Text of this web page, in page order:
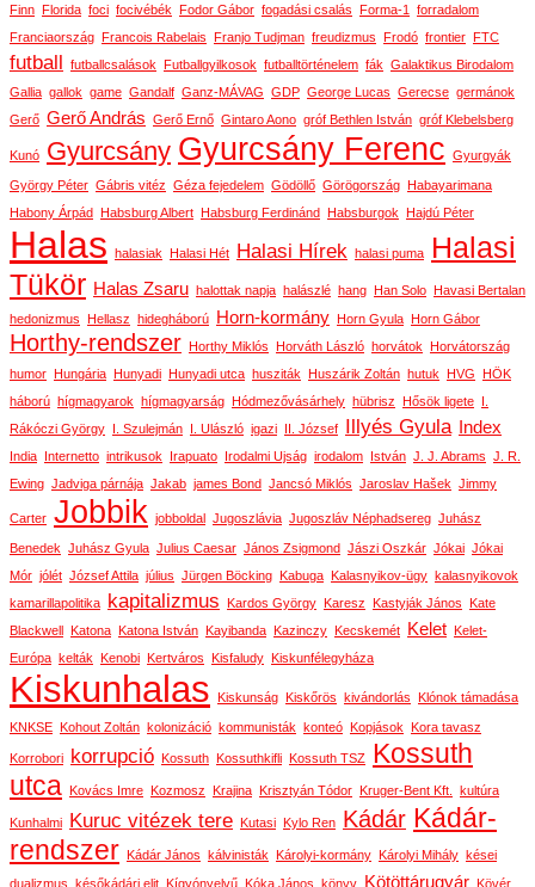
Finn Florida foci focivébék Fodor Gábor fogadási csalás Forma-1
forradalom
Franciaország
Francois Rabelais Franjo Tudjman freudizmus Frodó frontier FTC
futball futballcsalások Futballgyilkosok futballtörténelem fák Galaktikus Birodalom
Gallia gallok game Gandalf Ganz-MÁVAG GDP George Lucas Gerecse germánok
Gerő Gerő András Gerő Ernő Gintaro Aono gróf Bethlen István gróf Klebelsberg
Kunó Gyurcsány Gyurcsány Ferenc Gyurgyák
György Péter Gábris vitéz Géza fejedelem Gödöllő Görögország
Habayarimana
Habony Árpád
Habsburg Albert Habsburg Ferdinánd Habsburgok Hajdú Péter
Halas halasiak Halasi Hét Halasi Hírek halasi puma
Halasi
Tükör Halas Zsaru halottak napja halászlé hang Han Solo
Havasi Bertalan
hedonizmus
Hellasz hidegháború Horn-kormány Horn Gyula Horn Gábor
Horthy-rendszer Horthy Miklós Horváth László horvátok
Horvátország
humor
Hungária Hunyadi Hunyadi utca husziták Huszárik Zoltán hutuk HVG
HÖK
háború hígmagyarok hígmagyarság Hódmezővásárhely hübrisz Hősök ligete
Rákóczi György
I. Szulejmán I. Ulászló igazi II. József Illyés Gyula Index
India Internetto intrikusok Irapuato Irodalmi Ujság irodalom István J. J. Abrams J. R.
Ewing Jadviga párnája Jakab james Bond Jancsó Miklós Jaroslav Hašek Jimmy
Carter Jobbik jobboldal Jugoszlávia Jugoszláv Néphadsereg Juhász
Benedek Juhász Gyula Julius Caesar János Zsigmond Jászi Oszkár Jókai Jókai
Mór jólét József Attila július Jürgen Böcking Kabuga Kalasnyikov-ügy kalasnyikovok
kamarillapolitika kapitalizmus Kardos György Karesz Kastyják János
Kate
Blackwell
Katona Katona István Kayibanda Kazinczy Kecskemét Kelet
Kelet-
Európa kelták Kenobi Kertváros Kisfaludy Kiskunfélegyháza
Kiskunhalas Kiskunság Kiskőrös kivándorlás Klónok támadása
KNKSE Kohout Zoltán kolonizáció kommunisták konteó Kopjások Kora tavasz
Korrobori korrupció Kossuth Kossuthkifli Kossuth TSZ Kossuth
utca
Kovács Imre Kozmosz Krajina Krisztyán Tódor Kruger-Bent Kft. kultúra
Kunhalmi Kuruc vitézek tere Kutasi Kylo Ren Kádár Kádár-
rendszer
Kádár János kálvinisták Károlyi-kormány Károlyi Mihály kései
dualizmus
későkádári elit Kígyónyelvű Kóka János könyv Kötöttárugyár Kövér